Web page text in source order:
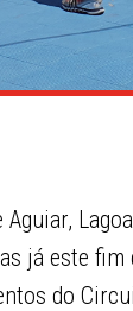
Aguiar,
já este fim
do